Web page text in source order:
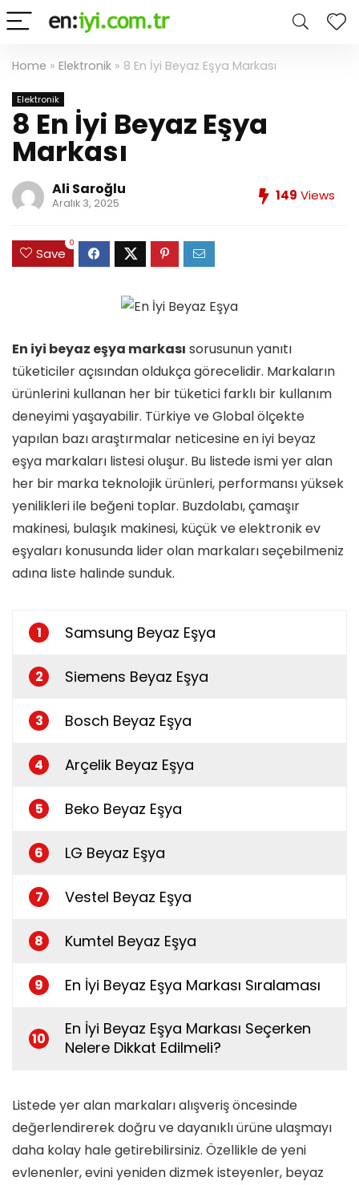
Home » Elektronik » 8 En İyi Beyaz Eşya Markası
Elektronik
8 En İyi Beyaz Eşya
Markası
Ali Saroğlu
Aralık 3, 2025 149 Views
Save
0
En iyi beyaz eşya markası sorusunun yanıtı
tüketiciler açısından oldukça görecelidir. Markaların
ürünlerini kullanan her bir tüketici farklı bir kullanım
deneyimi yaşayabilir. Türkiye ve Global ölçekte
yapılan bazı araştırmalar neticesine en iyi beyaz
eşya markaları listesi oluşur. Bu listede ismi yer alan
her bir marka teknolojik ürünleri, performansı yüksek
yenilikleri ile beğeni toplar. Buzdolabı, çamaşır
makinesi, bulaşık makinesi, küçük ve elektronik ev
eşyaları konusunda lider olan markaları seçebilmeniz
adına liste halinde sunduk.
1 Samsung Beyaz Eşya
2 Siemens Beyaz Eşya
3 Bosch Beyaz Eşya
4 Arçelik Beyaz Eşya
5 Beko Beyaz Eşya
6 LG Beyaz Eşya
7 Vestel Beyaz Eşya
8 Kumtel Beyaz Eşya
9 En İyi Beyaz Eşya Markası Sıralaması
10
En İyi Beyaz Eşya Markası Seçerken
Nelere Dikkat Edilmeli?
Listede yer alan markaları alışveriş öncesinde
değerlendirerek doğru ve dayanıklı ürüne ulaşmayı
daha kolay hale getirebilirsiniz. Özellikle de yeni
evlenenler, evini yeniden dizmek isteyenler, beyaz